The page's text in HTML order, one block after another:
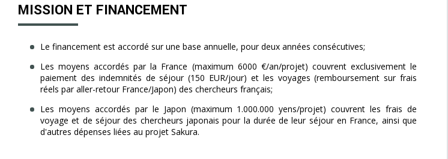
MISSION ET FINANCEMENT
Le financement est accordé sur une base annuelle, pour deux années consécutives;
Les moyens accordés par la France (maximum 6000 €/an/projet) couvrent exclusivement le
paiement des indemnités de séjour (150 EUR/jour) et les voyages (remboursement sur frais
réels par aller-retour France/Japon) des chercheurs français;
Les moyens accordés par le Japon (maximum 1.000.000 yens/projet) couvrent les frais de
voyage et de séjour des chercheurs japonais pour la durée de leur séjour en France, ainsi que
d'autres dépenses liées au projet Sakura.